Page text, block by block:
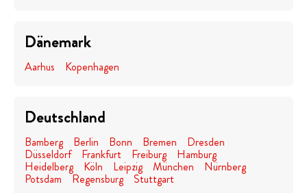
Dänemark
Aarhus Kopenhagen
Deutschland
Bamberg Berlin Bonn Bremen Dresden
Düsseldorf Frankfurt Freiburg Hamburg
Heidelberg Köln Leipzig München Nürnberg
Potsdam Regensburg Stuttgart